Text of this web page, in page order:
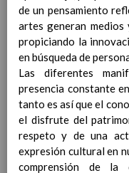
de un pensamiento
artes generan
propiciando la
en búsqueda de
Las diferentes
presencia constante
tanto es así que el
el disfrute del
respeto y de una
expresión cultural en
comprensión de la